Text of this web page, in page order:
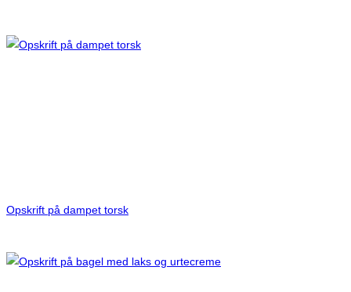
Opskrift på dampet torsk